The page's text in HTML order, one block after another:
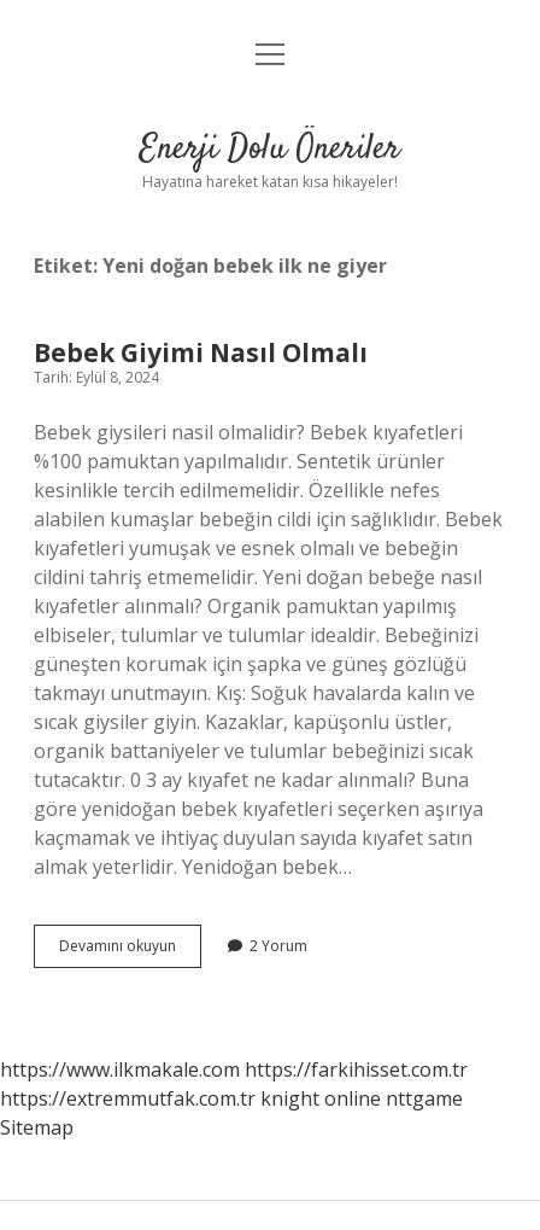
Anasayfa
Yasal Uyarı
menüyü
Enerji Dolu Öneriler
Hayatına hareket katan kısa hikayeler!
Etiket:Yeni doğan bebek ilk ne giyer
Bebek Giyimi Nasıl Olmalı
Tarih: Eylül 8, 2024
Bebek giysileri nasil olmalidir? Bebek kıyafetleri
%100 pamuktan yapılmalıdır. Sentetik ürünler
kesinlikle tercih edilmemelidir. Özellikle nefes
alabilen kumaşlar bebeğin cildi için sağlıklıdır. Bebek
kıyafetleri yumuşak ve esnek olmalı ve bebeğin
cildini tahriş etmemelidir. Yeni doğan bebeğe nasıl
kıyafetler alınmalı? Organik pamuktan yapılmış
elbiseler, tulumlar ve tulumlar idealdir. Bebeğinizi
güneşten korumak için şapka ve güneş gözlüğü
takmayı unutmayın. Kış: Soğuk havalarda kalın ve
sıcak giysiler giyin. Kazaklar, kapüşonlu üstler,
organik battaniyeler ve tulumlar bebeğinizi sıcak
tutacaktır. 0 3 ay kıyafet ne kadar alınmalı? Buna
göre yenidoğan bebek kıyafetleri seçerken aşırıya
kaçmamak ve ihtiyaç duyulan sayıda kıyafet satın
almak yeterlidir. Yenidoğan bebek…
Devamını okuyun
Giyimi
2 Yorum
https://www.ilkmakale.com https://farkihisset.com.tr
https://extremmutfak.com.tr knight online nttgame
Sitemap